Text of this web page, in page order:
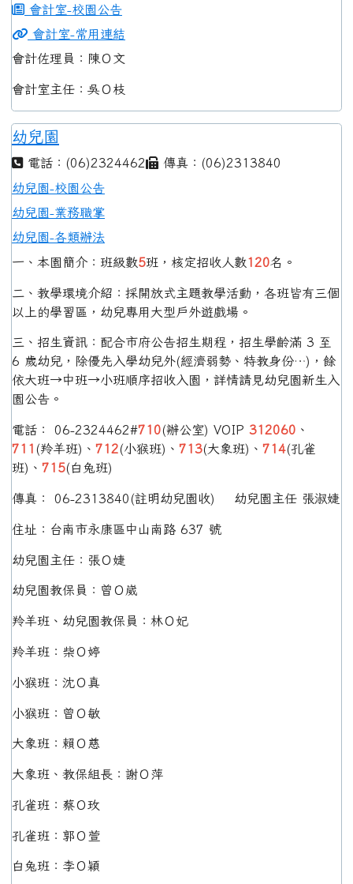
會計室-校園公告
會計室-常用連結
會計佐理員：陳Ｏ文
會計室主任：吳Ｏ枝
幼兒園
電話：(06)2324462
傳真：(06)2313840
幼兒園-校園公告
幼兒園-業務職掌
幼兒園-各類辦法
一、本園簡介：班級數5班，核定招收人數120名。
二、教學環境介紹：採開放式主題教學活動，各班皆有三個
以上的學習區，幼兒專用大型戶外遊戲場。
三、招生資訊：配合市府公告招生期程，招生學齡滿 3 至
6 歲幼兒，除優先入學幼兒外(經濟弱勢、特教身份…)，餘
依大班→中班→小班順序招收入園，詳情請見幼兒園新生入
園公告。
電話： 06-2324462#710(辦公室) VOIP 312060 、
711 (羚羊班)、 712(小猴班)、 713(大象班)、 714(孔雀
班)、 715(白兔班)
傳真： 06-2313840(註明幼兒園收) 幼兒園主任 張淑婕
住址：台南市永康區中山南路 637 號
幼兒園主任：張Ｏ婕
幼兒園教保員：曾Ｏ崴
羚羊班、幼兒園教保員：林Ｏ妃
羚羊班：柴Ｏ婷
小猴班：沈Ｏ真
小猴班：曾Ｏ敏
大象班：賴Ｏ慈
大象班、教保組長：謝Ｏ萍
孔雀班：蔡Ｏ玫
孔雀班：郭Ｏ萱
白兔班：李Ｏ穎